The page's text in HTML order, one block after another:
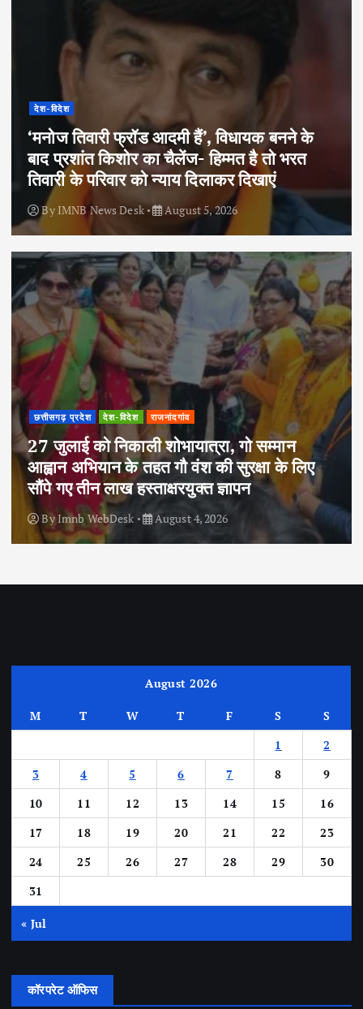
देश-विदेश
‘मनोज तिवारी फ्रॉड आदमी हैं’, विधायक बनने के
बाद प्रशांत किशोर का चैलेंज- हिम्मत है तो भरत
तिवारी के परिवार को न्याय दिलाकर दिखाएं
By IMNB News Desk August 5, 2026
छत्तीसगढ़ प्रदेश देश-विदेश राजनांदगांव
27 जुलाई को निकाली शोभायात्रा, गो सम्मान
आह्वान अभियान के तहत गौ वंश की सुरक्षा के लिए
सौंपे गए तीन लाख हस्ताक्षरयुक्त ज्ञापन
ByImnb WebDesk August 4, 2026
August 2026
M T W T F S
S
1
2
3
4 5 6 7 8
9
10
11 12 13 14 15
16
17
18 19 20 21 22
23
24
25 26 27 28 29
30
31
« Jul
कॉरपरेट ऑफिस